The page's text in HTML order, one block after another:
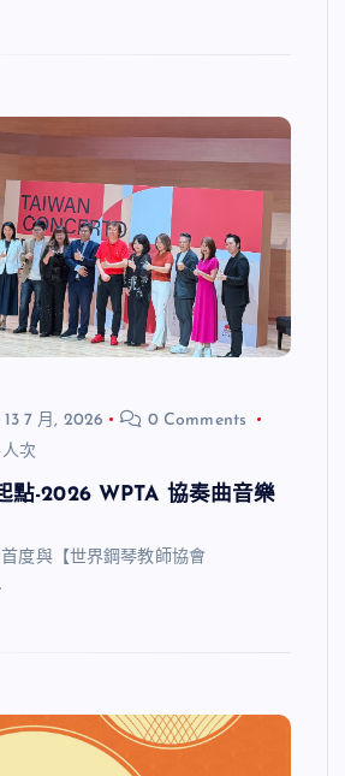
13 7 月, 2026
0 Comments
次
點-2026 WPTA 協奏曲音樂
度與【世界鋼琴教師協會